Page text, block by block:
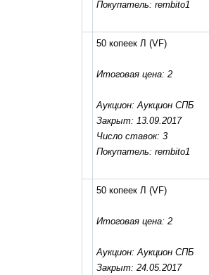
Покупатель: rembito1
50 копеек Л (VF)
Итоговая цена: 2
Аукцион: Аукцион СПБ
Закрыт: 13.09.2017
Число ставок: 3
Покупатель: rembito1
50 копеек Л (VF)
Итоговая цена: 2
Аукцион: Аукцион СПБ
Закрыт: 24.05.2017